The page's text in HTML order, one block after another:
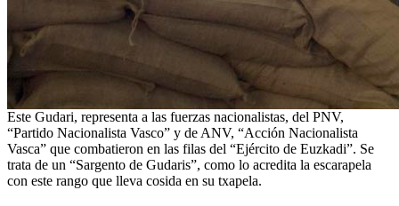
Este Gudari, representa a las fuerzas nacionalistas, del PNV,
“Partido Nacionalista Vasco” y de ANV, “Acción Nacionalista
Vasca” que combatieron en las filas del “Ejército de Euzkadi”. Se
trata de un “Sargento de Gudaris”, como lo acredita la escarapela
con este rango que lleva cosida en su txapela.